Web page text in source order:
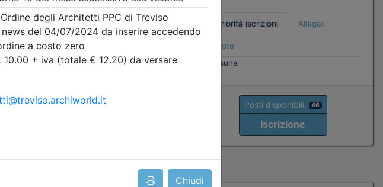
Chiudi
Tipologia:corso di
aggiornamento
Priorità iscrizioni
Priorità iscrizioni Allegati
Note
nessuna
Posti disponibili: 46
Iscrizione